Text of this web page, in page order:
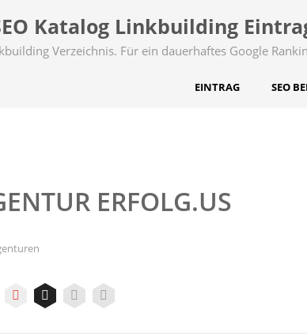
Katalog Linkbuilding
Verzeichnis. Für ein dauerhaftes Google
EINTRAG SEO
ERFOLG.US